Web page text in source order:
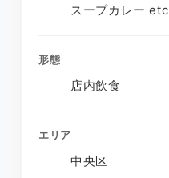
スープカレー etc
形態
店内飲食
エリア
中央区